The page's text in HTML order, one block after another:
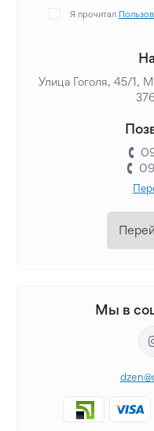
Я прочитал
Улица Гоголя, 45/1,
Мы в